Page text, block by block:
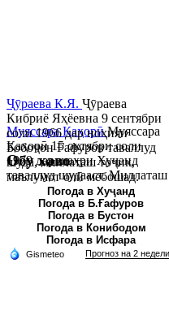
Муяссара ҚаҳорӣМуяссара
Қаҳорӣ 15 октябри соли
1979 дар шаҳри Хуҷанд
таваллуд шудааст. Миллаташ
тоҷик. Маълумот олӣ. Соли
2002 Донишгоҳи давлатии
Хуҷанд ба...
Ҷӯраева К.Я. Ҷӯраева
Кибриё Яҳёевна 9 сентябри
соли 1966 дар ноҳияи
Бобоҷон Ғафуров таваллуд
шуда, миллаташ тоҷик,
маълумот олӣ мебошад.
Соли 1997 Донишг...
Обу хаво
Погода в Хуҷанд
Погода в Б.Ғафуров
Погода в Бустон
Погода в Конибодом
Погода в Исфара